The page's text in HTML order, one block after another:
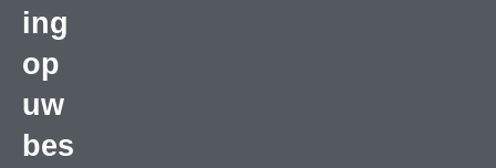
ing
op
uw
bes